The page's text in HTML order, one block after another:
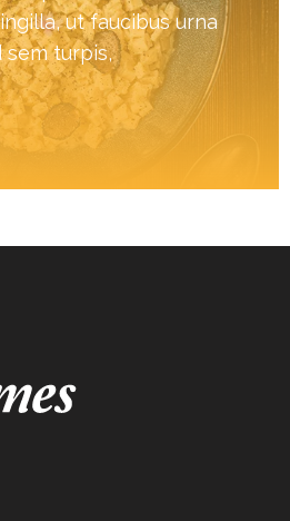
ut faucibus urna
sem turpis,